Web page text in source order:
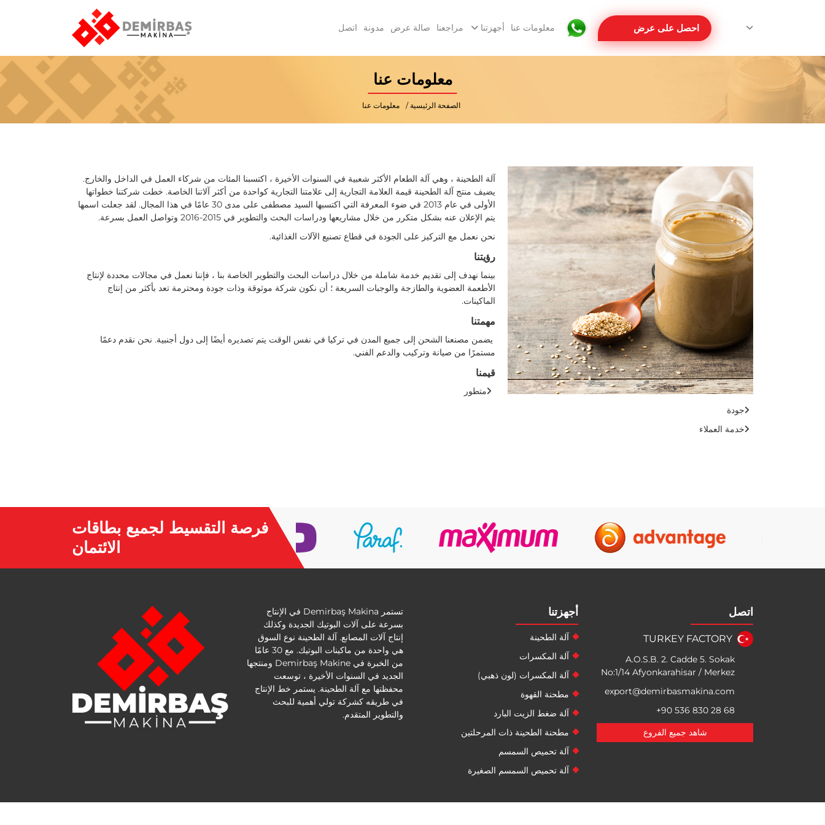
معلومات عنا أجهزتنا مراجعنا صالة عرض مدونة اتصل احصل على عرض
معلومات عنا
الصفحة الرئيسية معلومات عنا
آلة الطحينة ، وهي آلة الطعام الأكثر شعبية في السنوات الأخيرة ، اكتسبنا المئات من شركاء العمل في الداخل والخارج.
يضيف منتج آلة الطحينة قيمة العلامة التجارية إلى علامتنا التجارية كواحدة من أكثر آلاتنا الخاصة. خطت شركتنا خطواتها
الأولى في عام 2013 في ضوء المعرفة التي اكتسبها السيد مصطفى على مدى 30 عامًا في هذا المجال. لقد جعلت اسمها
يتم الإعلان عنه بشكل متكرر من خلال مشاريعها ودراسات البحث والتطوير في 2015-2016 وتواصل العمل بسرعة.
نحن نعمل مع التركيز على الجودة في قطاع تصنيع الآلات الغذائية.
رؤيتنا
بينما نهدف إلى تقديم خدمة شاملة من خلال دراسات البحث والتطوير الخاصة بنا ، فإننا نعمل في مجالات محددة لإنتاج
الأطعمة العضوية والطازجة والوجبات السريعة ؛ أن نكون شركة موثوقة وذات جودة ومحترمة تعد بأكثر من إنتاج
الماكينات.
مهمتنا
يضمن مصنعنا الشحن إلى جميع المدن في تركيا في نفس الوقت يتم تصديره أيضًا إلى دول أجنبية. نحن نقدم دعمًا
مستمرًا من صيانة وتركيب والدعم الفني.
قيمنا
متطور
جودة
خدمة العملاء
فرصة التقسيط لجميع بطاقات
الائتمان
تستمر Demirbaş Makina في الإنتاج
بسرعة على آلات البوتيك الجديدة وكذلك
إنتاج آلات المصانع. آلة الطحينة نوع السوق
هي واحدة من ماكينات البوتيك. مع 30 عامًا
من الخبرة في Demirbaş Makine ومنتجها
الجديد في السنوات الأخيرة ، توسعت
محفظتها مع آلة الطحينة. يستمر خط الإنتاج
في طريقه كشركة تولي أهمية للبحث
والتطوير المتقدم.
أجهزتنا
آلة الطحينة
آلة المكسرات
آلة المكسرات (لون ذهبي)
مطحنة القهوة
آلة ضغط الزيت البارد
مطحنة الطحينة ذات المرحلتين
آلة تحميص السمسم
آلة تحميص السمسم الصغيرة
اتصل
TURKEY FACTORY
A.O.S.B. 2. Cadde 5. Sokak
No:1/14 Afyonkarahisar / Merkez
export@demirbasmakina.com
+90 536 830 28 68
شاهد جميع الفروع